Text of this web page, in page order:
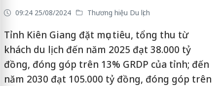
09:24 25/08/2024 Thương hiệu Du lịch
Tỉnh Kiên Giang đặt mục tiêu, tổng thu từ
khách du lịch đến năm 2025 đạt 38.000 tỷ
đồng, đóng góp trên 13% GRDP của tỉnh; đến
năm 2030 đạt 105.000 tỷ đồng, đóng góp trên